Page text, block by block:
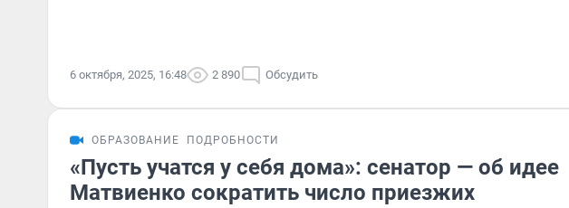
6 октября, 2025, 16:48 2 890 Обсудить
ОБРАЗОВАНИЕ ПОДРОБНОСТИ
«Пусть учатся у себя дома»: сенатор — об идее
Матвиенко сократить число приезжих